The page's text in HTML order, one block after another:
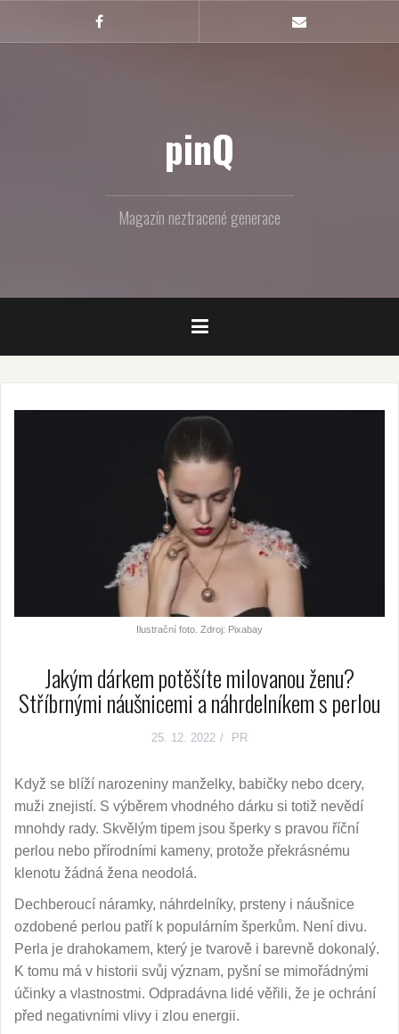
pinQ
Magazín neztracené generace
Ilustrační foto. Zdroj: Pixabay
Jakým dárkem potěšíte milovanou ženu?
Stříbrnými náušnicemi a náhrdelníkem s perlou
25. 12. 2022 PR
Když se blíží narozeniny manželky, babičky nebo dcery,
muži znejistí. S výběrem vhodného dárku si totiž nevědí
mnohdy rady. Skvělým tipem jsou šperky s pravou říční
perlou nebo přírodními kameny, protože překrásnému
klenotu žádná žena neodolá.
Dechberoucí náramky, náhrdelníky, prsteny i náušnice
ozdobené perlou patří k populárním šperkům. Není divu.
Perla je drahokamem, který je tvarově i barevně dokonalý.
K tomu má v historii svůj význam, pyšní se mimořádnými
účinky a vlastnostmi. Odpradávna lidé věřili, že je ochrání
před negativními vlivy i zlou energii.